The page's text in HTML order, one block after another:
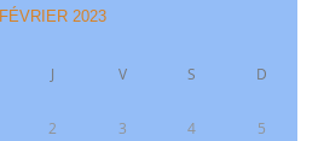
FÉVRIER 2023
J V S D
2 3 4 5